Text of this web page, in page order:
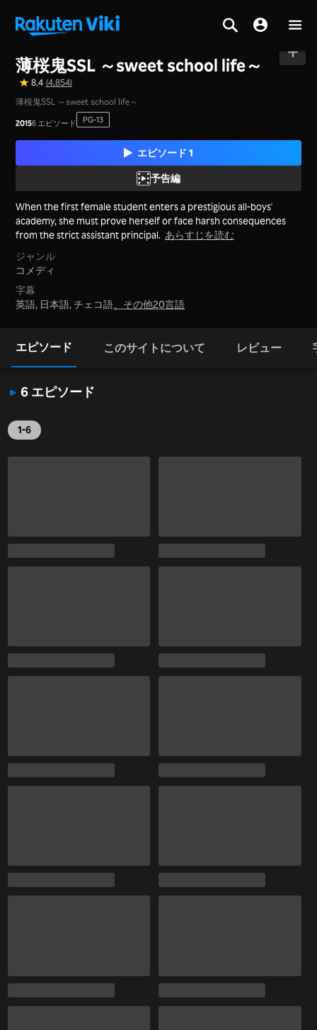
薄桜鬼SSL ～sweet school life～
8.4 (4,854)
薄桜鬼SSL ～sweet school life～
20156 エピソード PG-13
エピソード 1
予告編
When the first female student enters a prestigious all-boys'
academy, she must prove herself or face harsh consequences
from the strict assistant principal. あらすじを読む
ジャンル
コメディ
字幕
英語, 日本語, チェコ語
その他20言語
エピソード このサイトについて レビュー
6 エピソード
1-6